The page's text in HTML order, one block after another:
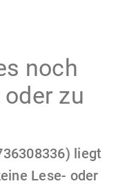
noch
zu
liegt
Lese- oder